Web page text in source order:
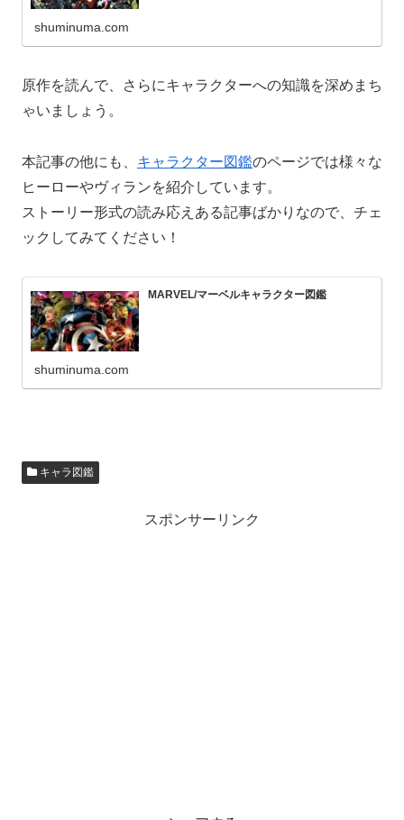
shuminuma.com
原作を読んで、さらにキャラクターへの知識を深めまち
ゃいましょう。
本記事の他にも、 キャラクター図鑑のページでは様々な
ヒーローやヴィランを紹介しています。
ストーリー形式の読み応えある記事ばかりなので、チェ
ックしてみてください！
MARVEL/マーベルキャラクター図鑑
shuminuma.com
キャラ図鑑
スポンサーリンク